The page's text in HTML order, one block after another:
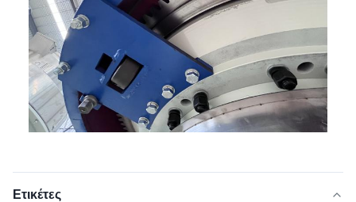
Ετικέτες